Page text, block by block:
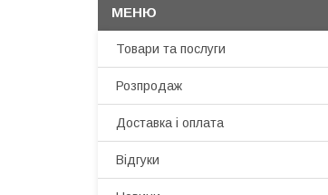
Товари та послуги
Розпродаж
Доставка і оплата
Відгуки